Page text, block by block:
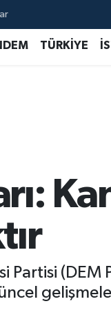
TÜRKİYE
Partisi